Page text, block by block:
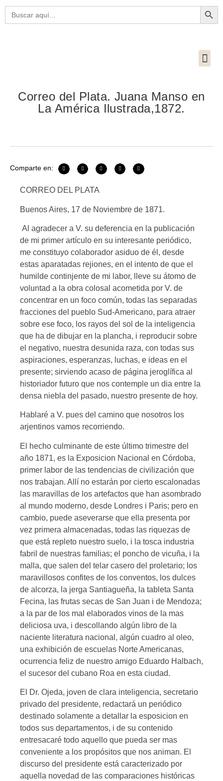
Buscar:
Correo del Plata. Juana Manso en
La América Ilustrada,1872.
Comparte en:
CORREO DEL PLATA
Buenos Aires, 17 de Noviembre de 1871.
Al agradecer a V. su deferencia en la publicación
de mi primer artículo en su interesante periódico,
me constituyo colaborador asiduo de él, desde
estas aparatadas rejiones, en el intento de que el
humilde continjente de mi labor, lleve su átomo de
voluntad a la obra colosal acometida por V. de
concentrar en un foco común, todas las separadas
fracciones del pueblo Sud-Americano, para atraer
sobre ese foco, los rayos del sol de la inteligencia
que ha de dibujar en la plancha, i reproducir sobre
el negativo, nuestra desunida raza, con todas sus
aspiraciones, esperanzas, luchas, e ideas en el
presente; sirviendo acaso de página jeroglífica al
historiador futuro que nos contemple un dia entre la
densa niebla del pasado, nuestro presente de hoy.
Hablaré a V. pues del camino que nosotros los
arjentinos vamos recorriendo.
El hecho culminante de este último trimestre del
año 1871, es la Exposicion Nacional en Córdoba,
primer labor de las tendencias de civilización que
nos trabajan. Allí no estarán por cierto escalonadas
las maravillas de los artefactos que han asombrado
al mundo moderno, desde Londres i Paris; pero en
cambio, puede aseverarse que ella presenta por
vez primera almacenadas, todas las riquezas de
que está repleto nuestro suelo, i la tosca industria
fabril de nuestras familias; el poncho de vicuña, i la
malla, que salen del telar casero del proletario; los
maravillosos confites de los conventos, los dulces
de alcorza, la jerga Santiagueña, la tableta Santa
Fecina, las frutas secas de San Juan i de Mendoza;
a la par de los mal elaborados vinos de la mas
deliciosa uva, i descollando algún libro de la
naciente literatura nacional, algún cuadro al oleo,
una exhibición de escuelas Norte Americanas,
ocurrencia feliz de nuestro amigo Eduardo Halbach,
el sucesor del cubano Roa en esta ciudad.
El Dr. Ojeda, joven de clara inteligencia, secretario
privado del presidente, redactará un periódico
destinado solamente a detallar la esposicion en
todos sus departamentos, i de su contenido
entresacaré todo aquello que pueda ser mas
conveniente a los propósitos que nos animan. El
discurso del presidente está caracterizado por
aquella novedad de las comparaciones históricas